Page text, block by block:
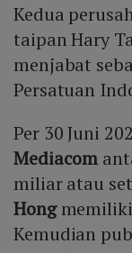
Kedua
taipan Hary
menjabat
Persatuan
Per 30 Juni
Mediacom
miliar atau
Hong
Kemudian